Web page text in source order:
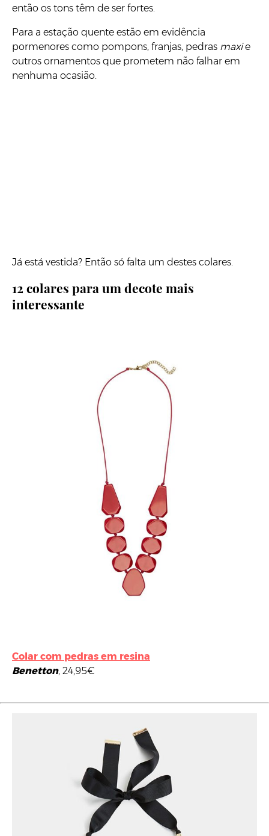
então os tons têm de ser fortes.
Para a estação quente estão em evidência
pormenores como pompons, franjas, pedras maxie
outros ornamentos que prometem não falhar em
nenhuma ocasião.
Já está vestida? Então só falta um destes colares.
12 colares para um decote mais
interessante
Colar com pedras em resina
Benetton, 24,95€